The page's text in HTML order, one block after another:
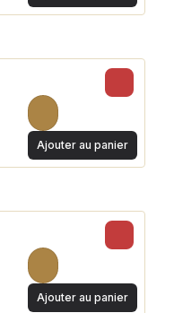
Ajouter au panier
Ajouter au panier